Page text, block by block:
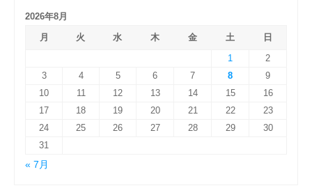
2026年8月
月
火 水 木 金 土
日
1
2
3
4 5 6 7 8
9
10
11 12 13 14 15
16
17
18 19 20 21 22
23
24
25 26 27 28 29
30
31
« 7月